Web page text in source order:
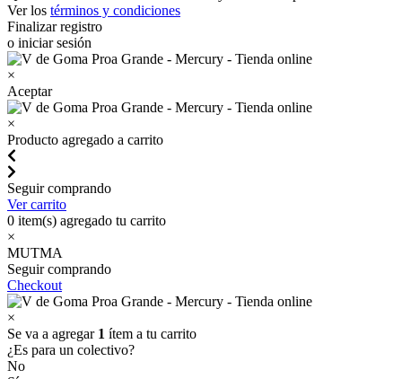
Ver los términos y condiciones
Finalizar registro
o iniciar sesión
×
Aceptar
×
Producto agregado a carrito
Seguir comprando
Ver carrito
0 item(s) agregado tu carrito
×
MUTMA
Seguir comprando
Checkout
×
Se va a agregar 1 ítem a tu carrito
¿Es para un colectivo?
No